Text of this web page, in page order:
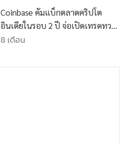
Coinbase คัมแบ็กตลาดคริปโต
อินเดียในรอบ 2 ปี จ่อเปิดเทรดทวง
ส่วนแบ่งตลาดคืน
8 เดือน